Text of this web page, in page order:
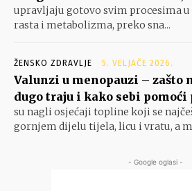
upravljaju gotovo svim procesima
rasta i metabolizma, preko sna...
ŽENSKO ZDRAVLJE 5. VELJAČE 2026.
Valunzi u menopauzi – zašto
dugo traju i kako sebi
su nagli osjećaji topline koji se
gornjem dijelu tijela, licu i vratu, a
- Google oglasi -